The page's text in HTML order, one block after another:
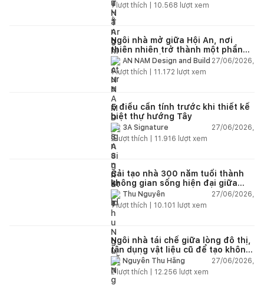
1lượt thích | 10.568 lượt xem
Ngôi nhà mở giữa Hội An, nơi
thiên nhiên trở thành một phần
của cuộc sống
AN NAM Design and Build 27/06/2026,
1lượt thích | 11.172 lượt xem
5 điều cần tính trước khi thiết kế
biệt thự hướng Tây
3A Signature
27/06/2026,
2lượt thích | 11.916 lượt xem
Cải tạo nhà 300 năm tuổi thành
không gian sống hiện đại giữa
thiên nhiên
Thu Nguyễn
27/06/2026,
1lượt thích | 10.101 lượt xem
Ngôi nhà tái chế giữa lòng đô thị,
tận dụng vật liệu cũ để tạo không
gian sống linh hoạt
Nguyễn Thu Hằng
27/06/2026,
2lượt thích | 12.256 lượt xem